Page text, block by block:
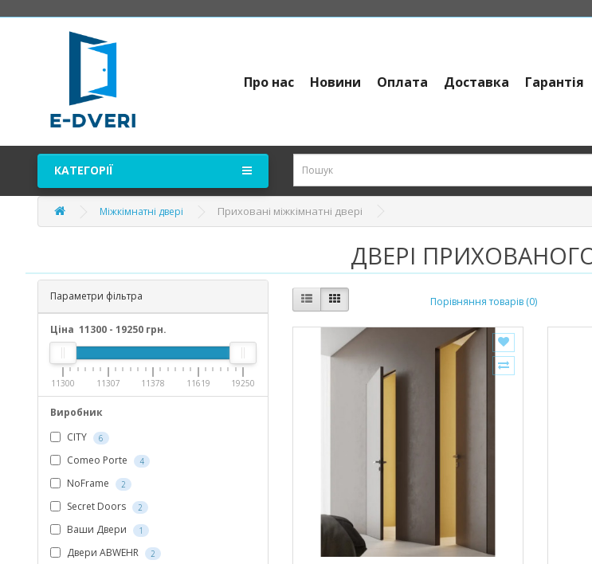
Про нас Новини Оплата Доставка Гарантія
КАТЕГОРІЇ
Міжкімнатні двері Приховані міжкімнатні двері
ДВЕРІ
Параметри фільтра
Ціна 11300 - 19250 грн.
11300 11307 11378 11619 19250
Виробник
CITY
6
Comeo Porte 4
NoFrame 2
Secret Doors 2
Ваши Двери 1
Двери ABWEHR 2
Порівняння товарів (0)